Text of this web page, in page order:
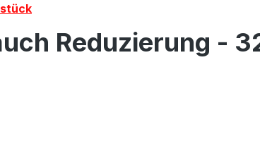
Reduzierung -